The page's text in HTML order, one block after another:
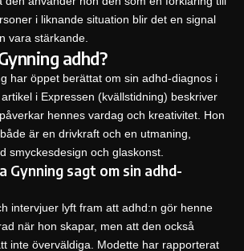
i liknande situation blir det en signal
vara stärkande.
adhd?
har öppet berättat om sin adhd-diagnos i
i Expressen (kvällstidning) beskriver
hennes vardag och kreativitet. Hon
är en drivkraft och en utmaning,
smyckesdesign och glaskonst.
Gynning sagt om sin adhd-
intervjuer lyft fram att adhd:n gör henne
när hon skapar, men att den också
inte överväldiga. Modette har rapporterat